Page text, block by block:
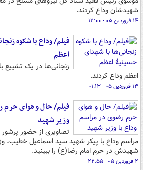
شهیدشان وداع کردند.
۱۴ فروردین ۰۵ - ۱۲:۰۰
فیلم/ وداع با شکوه
اعظم
زنجانی‌ها در یک تشییع
اعظم وداع کردند.
۱۳ فروردین ۰۵ - ۰۱:۱۳
فیلم/ حال و هوای حرم
وزیر شهید
تصاویری از حضور پرشور
مراسم وداع با پیکر شهید سید اسماعیل خطیب،
شهیدش در حرم امام رضا(ع) را ببینید.
۲ فروردین ۰۵ - ۲۲:۵۵